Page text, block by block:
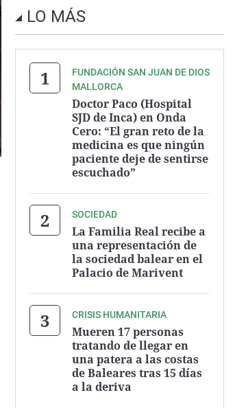
LO MÁS
FUNDACIÓN SAN JUAN DE DIOS
MALLORCA
Doctor Paco (Hospital
SJD de Inca) en Onda
Cero: “El gran reto de la
medicina es que ningún
paciente deje de sentirse
escuchado”
SOCIEDAD
La Familia Real recibe a
una representación de
la sociedad balear en el
Palacio de Marivent
CRISIS HUMANITARIA
Mueren 17 personas
tratando de llegar en
una patera a las costas
de Baleares tras 15 días
a la deriva